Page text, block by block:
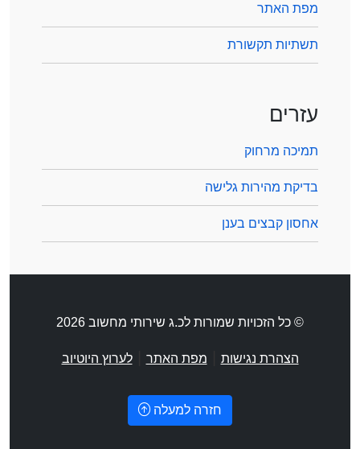
מפת האתר
תשתיות תקשורת
עזרים
תמיכה מרחוק
בדיקת מהירות גלישה
אחסון קבצים בענן
© כל הזכויות שמורות לכ.ג שירותי מחשוב 2026
הצהרת נגישות מפת האתר |לערוץ היוטיוב
חזרה למעלה